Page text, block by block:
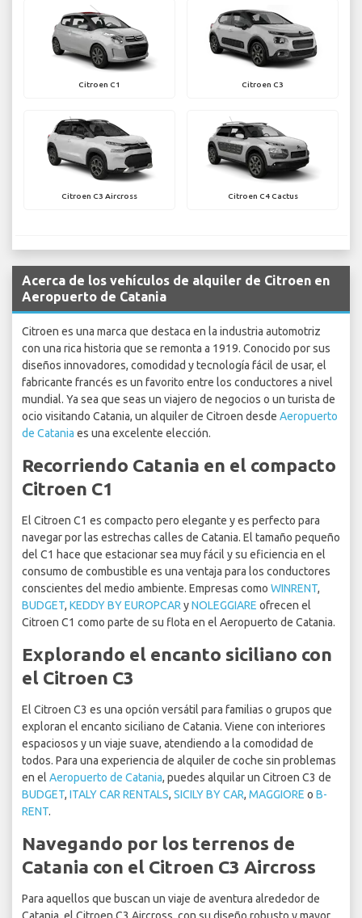
Citroen C1 Citroen C3
Citroen C3 Aircross Citroen C4 Cactus
Acerca de los vehículos de alquiler de Citroen en
Aeropuerto de Catania
Citroen es una marca que destaca en la industria automotriz
con una rica historia que se remonta a 1919. Conocido por sus
diseños innovadores, comodidad y tecnología fácil de usar, el
fabricante francés es un favorito entre los conductores a nivel
mundial. Ya sea que seas un viajero de negocios o un turista de
ocio visitando Catania, un alquiler de Citroen desde Aeropuerto
de Catania es una excelente elección.
Recorriendo Catania en el compacto
Citroen C1
El Citroen C1 es compacto pero elegante y es perfecto para
navegar por las estrechas calles de Catania. El tamaño pequeño
del C1 hace que estacionar sea muy fácil y su eficiencia en el
consumo de combustible es una ventaja para los conductores
conscientes del medio ambiente. Empresas como WINRENT,
BUDGET, KEDDY BY EUROPCAR yNOLEGGIARE ofrecen el
Citroen C1 como parte de su flota en el Aeropuerto de Catania.
Explorando el encanto siciliano con
el Citroen C3
El Citroen C3 es una opción versátil para familias o grupos que
exploran el encanto siciliano de Catania. Viene con interiores
espaciosos y un viaje suave, atendiendo a la comodidad de
todos. Para una experiencia de alquiler de coche sin problemas
en el Aeropuerto de Catania, puedes alquilar un Citroen C3 de
BUDGET, ITALY CAR RENTALS, SICILY BY CAR, MAGGIORE o B-
RENT.
Navegando por los terrenos de
Catania con el Citroen C3 Aircross
Para aquellos que buscan un viaje de aventura alrededor de